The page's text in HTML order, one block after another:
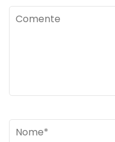
Comente
Name*